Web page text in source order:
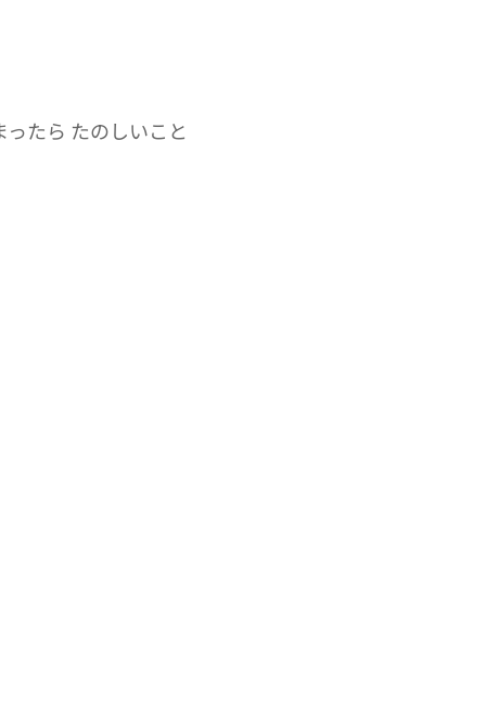
たら たのしいこと